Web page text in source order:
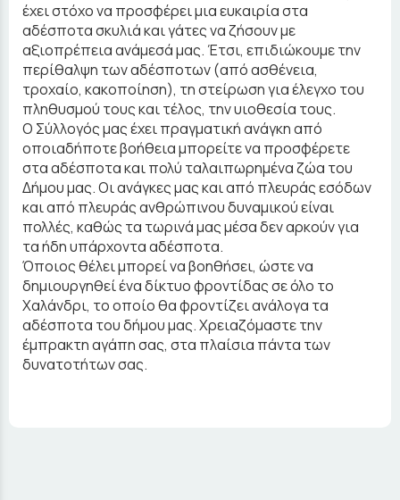
έχει στόχο να προσφέρει μια ευκαιρία στα
αδέσποτα σκυλιά και γάτες να ζήσουν με
αξιοπρέπεια ανάμεσά μας. Έτσι, επιδιώκουμε την
περίθαλψη των αδέσποτων (από ασθένεια,
τροχαίο, κακοποίηση), τη στείρωση για έλεγχο του
πληθυσμού τους και τέλος, την υιοθεσία τους.
Ο Σύλλογός μας έχει πραγματική ανάγκη από
οποιαδήποτε βοήθεια μπορείτε να προσφέρετε
στα αδέσποτα και πολύ ταλαιπωρημένα ζώα του
Δήμου μας. Οι ανάγκες μας και από πλευράς εσόδων
και από πλευράς ανθρώπινου δυναμικού είναι
πολλές, καθώς τα τωρινά μας μέσα δεν αρκούν για
τα ήδη υπάρχοντα αδέσποτα.
Όποιος θέλει μπορεί να βοηθήσει, ώστε να
δημιουργηθεί ένα δίκτυο φροντίδας σε όλο το
Χαλάνδρι, το οποίο θα φροντίζει ανάλογα τα
αδέσποτα του δήμου μας. Χρειαζόμαστε την
έμπρακτη αγάπη σας, στα πλαίσια πάντα των
δυνατοτήτων σας.